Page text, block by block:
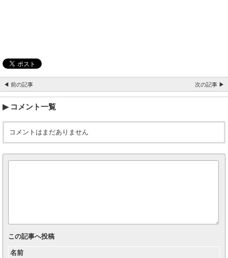
◀ 前の記事 次の記事 ▶
コメント一覧
コメントはまだありません
この記事へ投稿
名前